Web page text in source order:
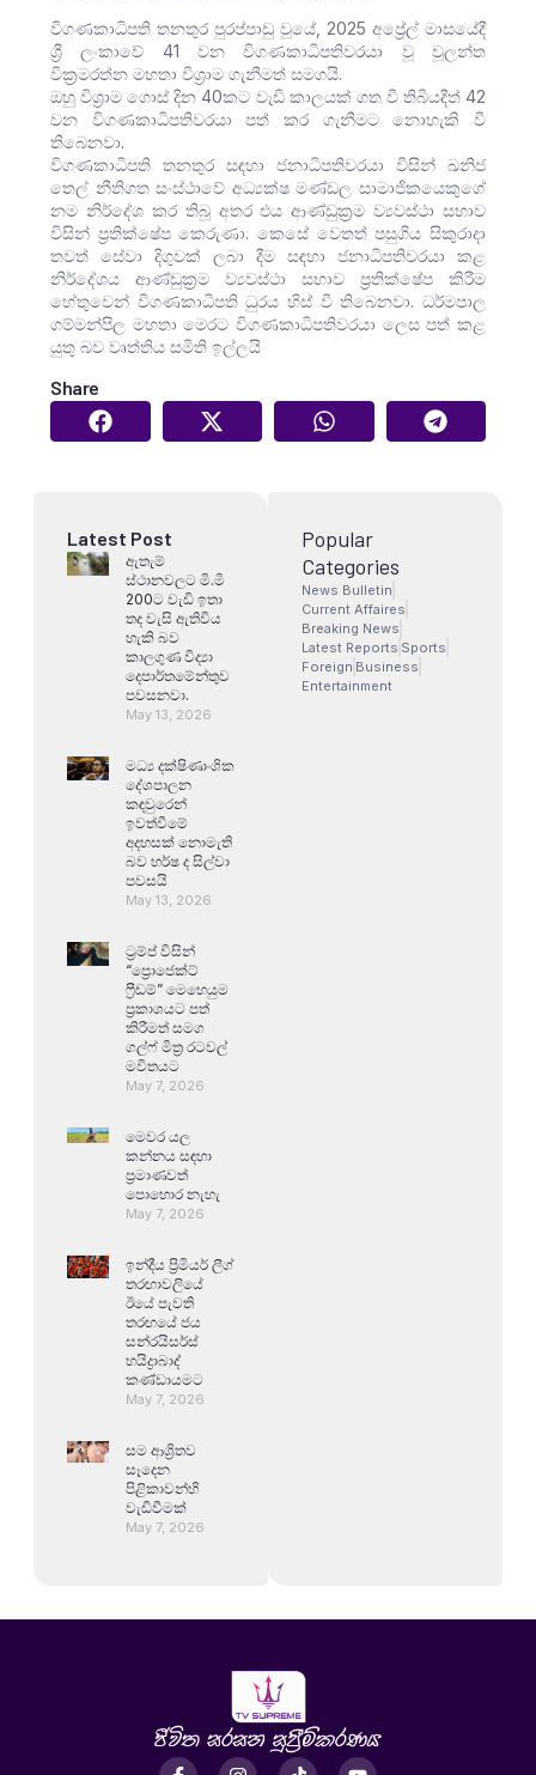
විගණකාධිපති තනතුර පුරප්පාඩු වූයේ, 2025 අප්‍රේල් මාසයේදී
ශ්‍රී ලංකාවේ 41 වන විගණකාධිපතිවරයා වූ චූලන්ත
වික්‍රමරත්න මහතා විශ්‍රාම ගැනීමත් සමගයි.
ඔහු විශ්‍රාම ගොස් දින 40කට වැඩි කාලයක් ගත වී තිබියදීත් 42
වන විගණකාධිපතිවරයා පත් කර ගැනීමට නොහැකි වී
තිබෙනවා.
විගණකාධිපති තනතුර සඳහා ජනාධිපතිවරයා විසින් ඛනිජ
තෙල් නීතිගත සංස්ථාවේ අධ්‍යක්ෂ මණ්ඩල සාමාජිකයෙකුගේ
නම නිර්දේශ කර තිබූ අතර එය ආණ්ඩුක්‍රම ව්‍යවස්ථා සභාව
විසින් ප්‍රතික්ෂේප කෙරුණා. කෙසේ වෙතත් පසුගිය සිකුරාදා
තවත් සේවා දිගුවක් ලබා දීම සඳහා ජනාධිපතිවරයා කළ
නිර්දේශය ආණ්ඩුක්‍රම ව්‍යවස්ථා සභාව ප්‍රතික්ෂේප කිරීම
හේතුවෙන් විගණකාධිපති ධුරය හිස් වී තිබෙනවා. ධර්මපාල
ගම්මන්පිල මහතා මෙරට විගණකාධිපතිවරයා ලෙස පත් කළ
යුතු බව වෘත්තිය සමිති ඉල්ලයි
Share
Latest Post
ඇතැම්
ස්ථානවලට මි.මි
200ට වැඩි ඉතා
තද වැසි ඇතිවිය
හැකි බව
කාලගුණ විද්‍යා
දෙපාර්තමේන්තුව
පවසනවා.
May 13, 2026
මධ්‍ය දක්ෂිණාංශික
දේශපාලන
කඳවුරෙන්
ඉවත්වීමේ
අදහසක් නොමැති
බව හර්ෂ ද සිල්වා
පවසයි
May 13, 2026
ට්‍රම්ප් විසින්
“ප්‍රොජෙක්ට්
ෆ්‍රීඩම්” මෙහෙයුම
ප්‍රකාශයට පත්
කිරීමත් සමග
ගල්ෆ් මිත්‍ර රටවල්
මවිතයට
May 7, 2026
මෙවර යල
කන්නය සඳහා
ප්‍රමාණවත්
පොහොර නැහැ
May 7, 2026
ඉන්දීය ප්‍රිමියර් ලීග්
තරඟාවලියේ
ඊයේ පැවති
තරඟයේ ජය
සන්රයිසර්ස්
හයිද්‍රාබාද්
කණ්ඩායමට
May 7, 2026
සම ආශ්‍රිතව
සෑදෙන
පිළිකාවන්හි
වැඩිවීමක්
May 7, 2026
Popular
Categories
News Bulletin
Current Affaires
Breaking News
Latest Reports Sports
Foreign Business
Entertainment